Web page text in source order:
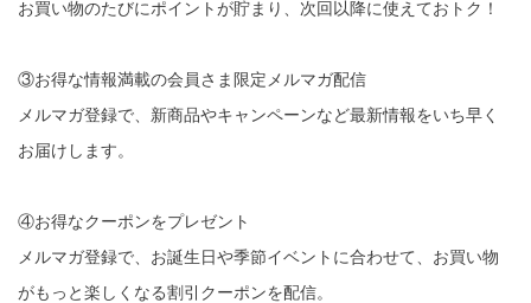
お買い物のたびにポイントが貯まり、次回以降に使えておトク！
③お得な情報満載の会員さま限定メルマガ配信
メルマガ登録で、新商品やキャンペーンなど最新情報をいち早く
お届けします。
④お得なクーポンをプレゼント
メルマガ登録で、お誕生日や季節イベントに合わせて、お買い物
がもっと楽しくなる割引クーポンを配信。